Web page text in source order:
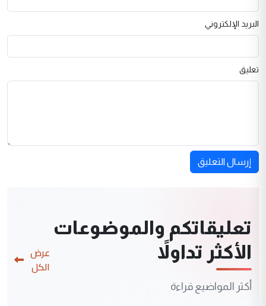
البريد الإلكتروني
تعليق
إرسال التعليق
تعليقاتكم والموضوعات
الأكثر تداولاً
أكثر المواضيع قراءة
عرض
الكل